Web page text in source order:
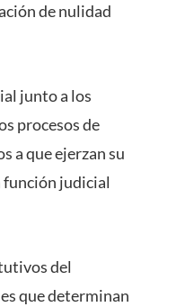
de nulidad
junto a los
procesos de
a que ejerzan su
función judicial
del
que determinan